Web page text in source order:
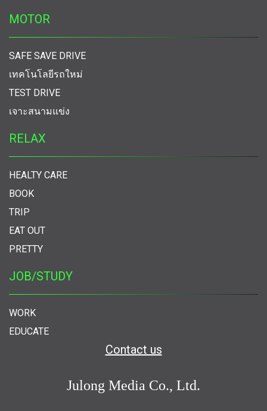
MOTOR
SAFE SAVE DRIVE
เทคโนโลยีรถใหม่
TEST DRIVE
เจาะสนามแข่ง
RELAX
HEALTY CARE
BOOK
TRIP
EAT OUT
PRETTY
JOB/STUDY
WORK
EDUCATE
Contact us
Julong Media Co., Ltd.